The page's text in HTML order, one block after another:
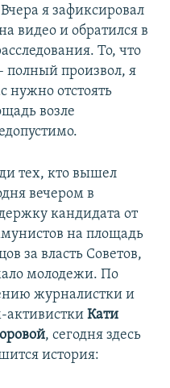
я зафиксировал
видео и обратился в
То, что
полный произвол, я
нужно отстоять
возле
тех, кто вышел
вечером в
кандидата от
на площадь
за власть Советов,
молодежи. По
журналистки и
активистки Кати
, сегодня здесь
история: